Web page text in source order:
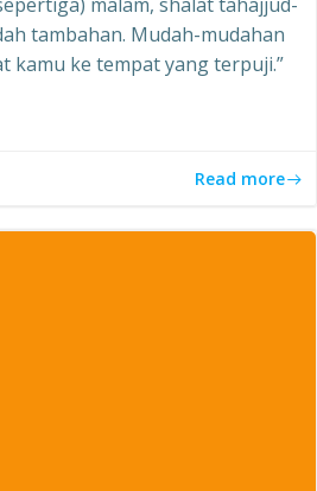
tambahan. Mudah-mudahan
kamu ke tempat yang terpuji.”
Read more